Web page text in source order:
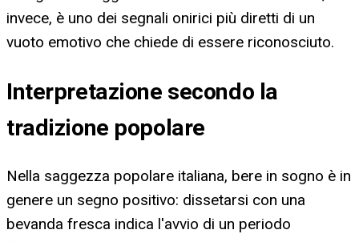
invece, è uno dei segnali onirici più diretti di un
vuoto emotivo che chiede di essere riconosciuto.
Interpretazione secondo la
tradizione popolare
Nella saggezza popolare italiana, bere in sogno è in
genere un segno positivo: dissetarsi con una
bevanda fresca indica l'avvio di un periodo